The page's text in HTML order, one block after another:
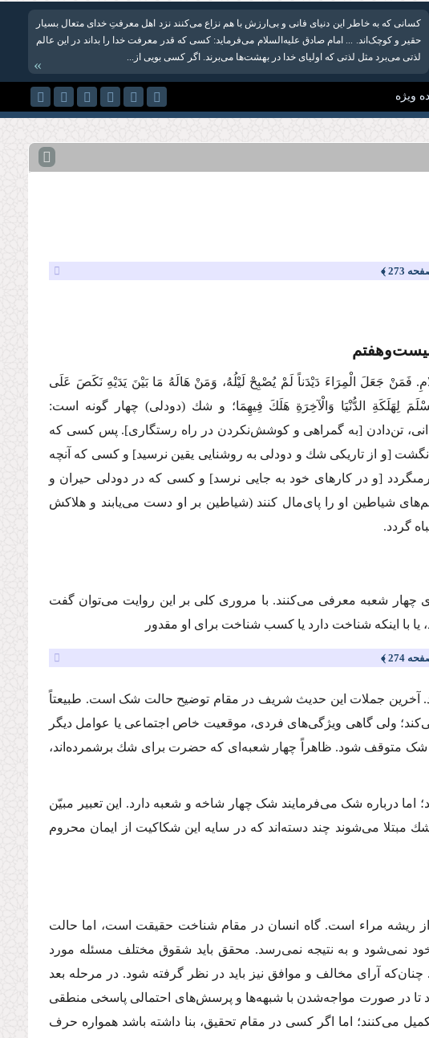
کسانی که به خاطر این دنیای فانی و بی‌ارزش با هم نزاع می‌کنند نزد اهل معرفتِ خدای متعال بسیار
حقیر و کوچک‌اند. ... امام صادق علیه‌السلام می‌فرماید: کسی که قدر معرفت خدا را بداند در این عالم
لذتی می‌برد مثل لذتی که اولیای خدا در بهشت‌ها می‌برند. اگر کسی بویی از...
»
ویژه
273 ﴾
فَمَنْ جَعَلَ الْمِرَاءَ دَیْدَناً لَمْ یُصْبِحْ لَیْلُهُ، وَمَنْ هَالَهُ مَا بَیْنَ یَدَیْهِ نَكَصَ عَلَى
الدُّنْیَا وَالْآخِرَةِ هَلَكَ فِیهِمَا؛ و شك (دودلى) چهار گونه است:
تن‌دادن [به گمراهى و كوشش‌نکردن در راه رستگارى]. پس كسی كه
[و از تاریكى شك و دودلى به روشنایى یقین نرسید] و كسی كه آنچه
[و در كارهاى خود به جایى نرسد] و كسی كه در دودلى حیران و
شیاطین او را پای‌مال کنند (شیاطین بر او دست می‌یابند و هلاكش
گردد.
چهار شعبه معرفی می‌كنند. با مروری کلی بر این روایت می‌توان گفت
یا با اینكه شناخت دارد یا کسب شناخت برای او مقدور
274 ﴾
آخرین جملات این حدیث شریف در مقام توضیح حالت شک است. طبیعتاً
ولی گاهی ویژگی‌های فردی، موقعیت خاص اجتماعی یا عوامل دیگر
متوقف شود. ظاهراً چهار شعبه‌ای كه حضرت برای شك برشمرده‌اند،
اما درباره شک می‌فرمایند شک چهار شاخه و شعبه دارد. این تعبیر مبیّن
مبتلا می‌شوند چند دسته‌اند که در سایه این شکاکیت از ایمان محروم
ریشه مراء است. گاه انسان در مقام شناخت حقیقت است، ‌اما حالت
نمی‌شود و به نتیجه نمی‌رسد. محقق باید شقوق مختلف مسئله مورد
آرای مخالف و موافق نیز باید در نظر گرفته شود. در مرحله بعد
تا در صورت مواجه‌شدن با شبهه‌ها و پرسش‌‌های احتمالی پاسخی منطقی
می‌کنند؛ اما اگر کسی در مقام تحقیق، بنا داشته باشد همواره حرف